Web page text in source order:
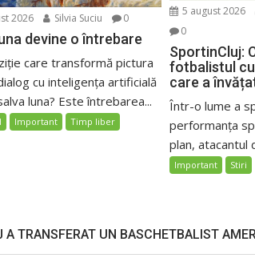
2026 Silvia Suciu 0
devine o întrebare
care transformă pictura
cu inteligența artificială
luna? Este întrebarea...
Important Timp liber
5 august 2026
0
SportinCluj:
fotbalistul
care a
Într-o lume a
performanța
plan, atacantul
Important Stiri
TRANSFERAT UN BASCHETBALIST